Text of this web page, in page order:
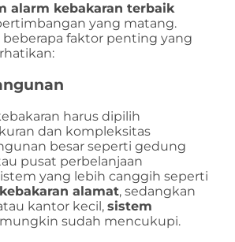
alarm kebakaran terbaik
yang matang.
faktor penting yang
harus dipilih
dan kompleksitas
besar seperti gedung
pusat perbelanjaan
yang lebih canggih seperti
alamat, sedangkan
kantor kecil, sistem
mungkin sudah mencukupi.